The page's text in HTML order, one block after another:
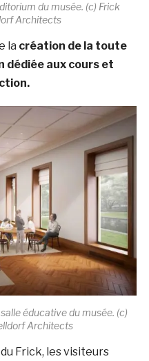
du musée. (c) Frick
Architects
la création de la toute
dédiée aux cours et
éducative du musée. (c)
Architects
Frick, les visiteurs